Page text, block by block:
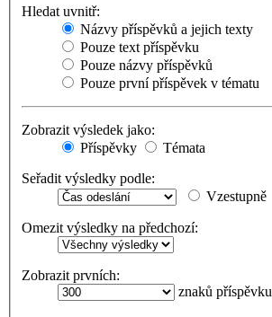
Hledat uvnitř:
Názvy příspěvků a jejich texty
Pouze text příspěvku
Pouze názvy příspěvků
Pouze první příspěvek v tématu
Zobrazit výsledek jako:
Příspěvky
Témata
Seřadit výsledky podle:
Vzestupně
Omezit výsledky na předchozí:
Zobrazit prvních:
znaků příspěvku